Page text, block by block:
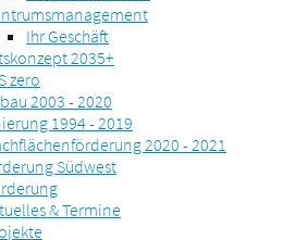
Ihr Geschäft
2035+
zero
2003 - 2020
1994 - 2019
2020 - 2021
Südwest
& Termine